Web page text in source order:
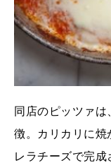
同店のピッツァ
徴。カリカリに焼
レラチーズで完